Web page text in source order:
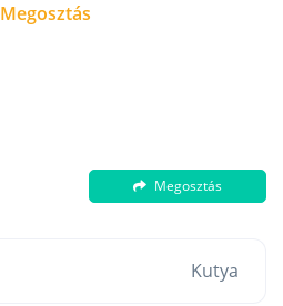
Megosztás
Megosztás
Kutya